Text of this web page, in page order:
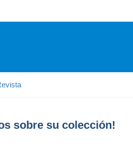
sobre su colección!